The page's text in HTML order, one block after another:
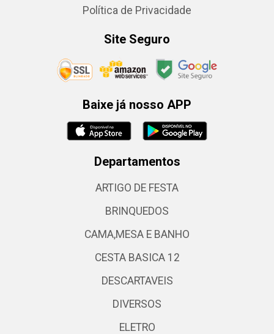
Política de Privacidade
Site Seguro
Baixe já nosso APP
Departamentos
ARTIGO DE FESTA
BRINQUEDOS
CAMA,MESA E BANHO
CESTA BASICA 12
DESCARTAVEIS
DIVERSOS
ELETRO